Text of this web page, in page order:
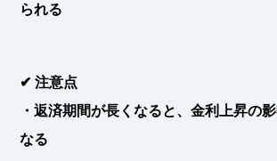
られる
✔注意点
・返済期間が長くなると、金利上昇の
なる